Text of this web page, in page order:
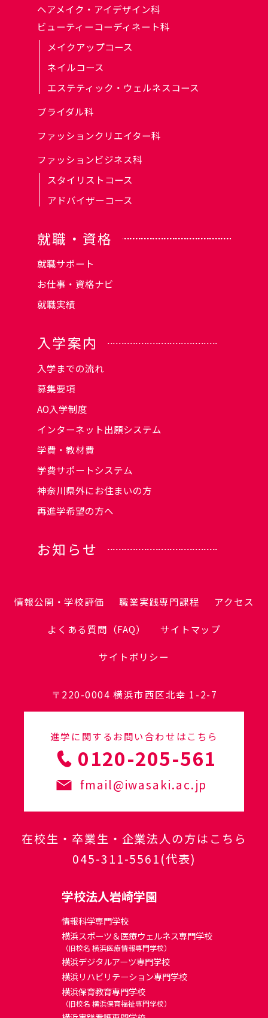
ヘアメイク・アイデザイン科
ビューティーコーディネート科
メイクアップコース
ネイルコース
エステティック・ウェルネスコース
ブライダル科
ファッションクリエイター科
ファッションビジネス科
スタイリストコース
アドバイザーコース
就職・資格
就職サポート
お仕事・資格ナビ
就職実績
入学案内
入学までの流れ
募集要項
AO入学制度
インターネット出願システム
学費・教材費
学費サポートシステム
神奈川県外にお住まいの方
再進学希望の方へ
お知らせ
情報公開・学校評価 職業実践専門課程 アクセス
よくある質問（FAQ） サイトマップ
サイトポリシー
〒220-0004 横浜市西区北幸 1-2-7
進学に関するお問い合わせはこちら
0120-205-561
fmail@iwasaki.ac.jp
在校生・卒業生・企業法人の方はこちら
045-311-5561(代表)
学校法人岩崎学園
情報科学専門学校
横浜スポーツ＆医療ウェルネス専門学校
（旧校名 横浜医療情報専門学校）
横浜デジタルアーツ専門学校
横浜リハビリテーション専門学校
横浜保育教育専門学校
（旧校名 横浜保育福祉専門学校）